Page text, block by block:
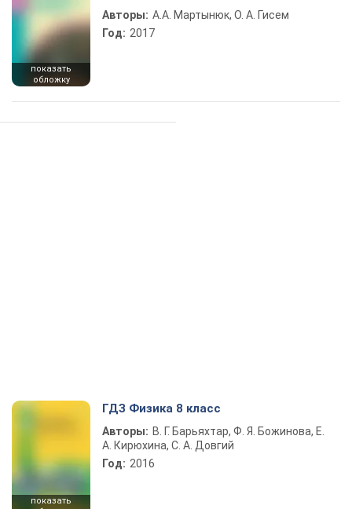
показать
обложку
Авторы: А.А. Мартынюк, О. А. Гисем
Год: 2017
показать
ГДЗ Физика 8 класс
Авторы: В. Г. Барьяхтар, Ф. Я. Божинова, Е.
А. Кирюхина, С. А. Довгий
Год: 2016